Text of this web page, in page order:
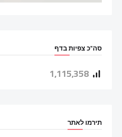
סה"כ צפיות בדף
1,115,358
תירמו לאתר